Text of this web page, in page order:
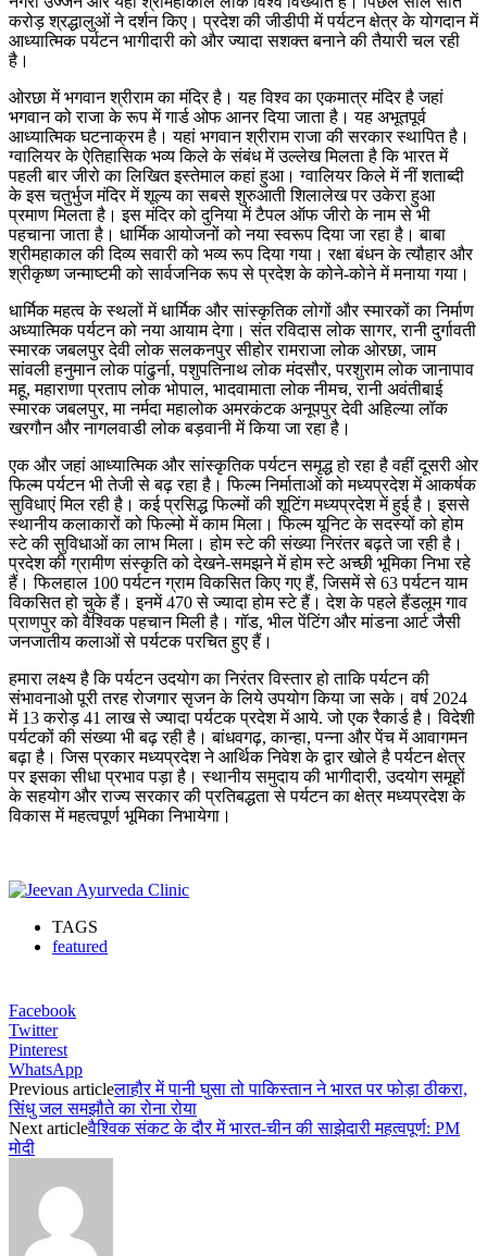
करोड़ श्रद्धालुओं ने दर्शन किए। प्रदेश की जीडीपी में पर्यटन क्षेत्र के योगदान में
आध्यात्मिक पर्यटन भागीदारी को और ज्यादा सशक्त बनाने की तैयारी चल रही
है।
ओरछा में भगवान श्रीराम का मंदिर है। यह विश्व का एकमात्र मंदिर है जहां
भगवान को राजा के रूप में गार्ड ओफ आनर दिया जाता है। यह अभूतपूर्व
आध्यात्मिक घटनाक्रम है। यहां भगवान श्रीराम राजा की सरकार स्थापित है।
ग्वालियर के ऐतिहासिक भव्य किले के संबंध में उल्लेख मिलता है कि भारत में
पहली बार जीरो का लिखित इस्तेमाल कहां हुआ। ग्वालियर किले में नीं शताब्दी
के इस चतुर्भुज मंदिर में शूल्य का सबसे शुरुआती शिलालेख पर उकेरा हुआ
प्रमाण मिलता है। इस मंदिर को दुनिया में टैपल ऑफ जीरो के नाम से भी
पहचाना जाता है। धार्मिक आयोजनों को नया स्वरूप दिया जा रहा है। बाबा
श्रीमहाकाल की दिव्य सवारी को भव्य रूप दिया गया। रक्षा बंधन के त्यौहार और
श्रीकृष्ण जन्माष्टमी को सार्वजनिक रूप से प्रदेश के कोने-कोने में मनाया गया।
धार्मिक महत्व के स्थलों में धार्मिक और सांस्कृतिक लोगों और स्मारकों का निर्माण
अध्यात्मिक पर्यटन को नया आयाम देगा। संत रविदास लोक सागर, रानी दुर्गावती
स्मारक जबलपुर देवी लोक सलकनपुर सीहोर रामराजा लोक ओरछा, जाम
सांवली हनुमान लोक पांढुर्ना, पशुपतिनाथ लोक मंदसौर, परशुराम लोक जानापाव
महू, महाराणा प्रताप लोक भोपाल, भादवामाता लोक नीमच, रानी अवंतीबाई
स्मारक जबलपुर, मा नर्मदा महालोक अमरकंटक अनूपपुर देवी अहिल्या लॉक
खरगौन और नागलवाडी लोक बड़वानी में किया जा रहा है।
एक और जहां आध्यात्मिक और सांस्कृतिक पर्यटन समृद्ध हो रहा है वहीं दूसरी ओर
फिल्म पर्यटन भी तेजी से बढ़ रहा है। फिल्म निर्माताओं को मध्यप्रदेश में आकर्षक
सुविधाएं मिल रही है। कई प्रसिद्ध फिल्मों की शूटिंग मध्यप्रदेश में हुई है। इससे
स्थानीय कलाकारों को फिल्मो में काम मिला। फिल्म यूनिट के सदस्यों को होम
स्टे की सुविधाओं का लाभ मिला। होम स्टे की संख्या निरंतर बढ़ते जा रही है।
प्रदेश की ग्रामीण संस्कृति को देखने-समझने में होम स्टे अच्छी भूमिका निभा रहे
हैं। फिलहाल 100 पर्यटन ग्राम विकसित किए गए हैं, जिसमें से 63 पर्यटन याम
विकसित हो चुके हैं। इनमें 470 से ज्यादा होम स्टे हैं। देश के पहले हैंडलूम गाव
प्राणपुर को वैश्विक पहचान मिली है। गॉड, भील पेंटिंग और मांडना आर्ट जैसी
जनजातीय कलाओं से पर्यटक परचित हुए हैं।
हमारा लक्ष्य है कि पर्यटन उदयोग का निरंतर विस्तार हो ताकि पर्यटन की
संभावनाओ पूरी तरह रोजगार सृजन के लिये उपयोग किया जा सके। वर्ष 2024
में 13 करोड़ 41 लाख से ज्यादा पर्यटक प्रदेश में आये. जो एक रैकार्ड है। विदेशी
पर्यटकों की संख्या भी बढ़ रही है। बांधवगढ़, कान्हा, पन्ना और पेंच में आवागमन
बढ़ा है। जिस प्रकार मध्यप्रदेश ने आर्थिक निवेश के द्वार खोले है पर्यटन क्षेत्र
पर इसका सीधा प्रभाव पड़ा है। स्थानीय समुदाय की भागीदारी, उदयोग समूहों
के सहयोग और राज्य सरकार की प्रतिबद्धता से पर्यटन का क्षेत्र मध्यप्रदेश के
विकास में महत्वपूर्ण भूमिका निभायेगा।
TAGS
featured
Facebook
Twitter
Pinterest
WhatsApp
Previous articleलाहौर में पानी घुसा तो पाकिस्तान ने भारत पर फोड़ा ठीकरा,
सिंधु जल समझौते का रोना रोया
Next articleवैश्विक संकट के दौर में भारत-चीन की साझेदारी महत्वपूर्ण: PM
मोदी